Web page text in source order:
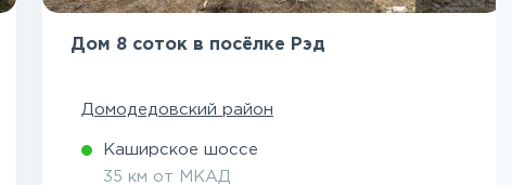
Дом 8 соток в посёлке Рэд
Домодедовский район
Каширское шоссе
35 км от МКАД